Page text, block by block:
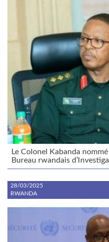
Le Colonel Kabanda
Bureau rwandais
28/03/2025
RWANDA